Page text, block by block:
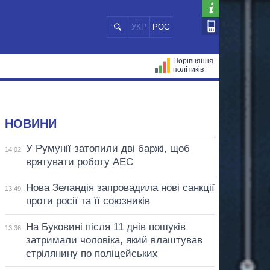
УКР РОС
Порівняння
політиків
НОВИНИ
14:02
У Румунії затопили дві баржі, щоб
врятувати роботу АЕС
13:49
Нова Зеландія запровадила нові санкції
проти росії та її союзників
13:36
На Буковині після 11 днів пошуків
затримали чоловіка, який влаштував
стрілянину по поліцейських